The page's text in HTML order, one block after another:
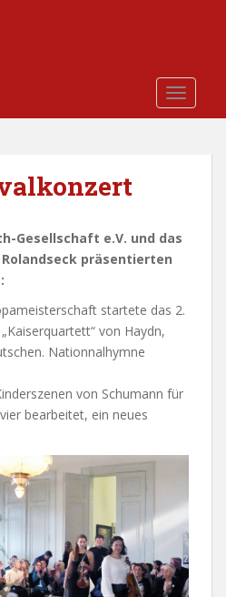
Gesellschaft e.V. und das
präsentierten
startete das 2.
von Haydn,
Nationnalhymne
von Schumann für
bearbeitet, ein neues